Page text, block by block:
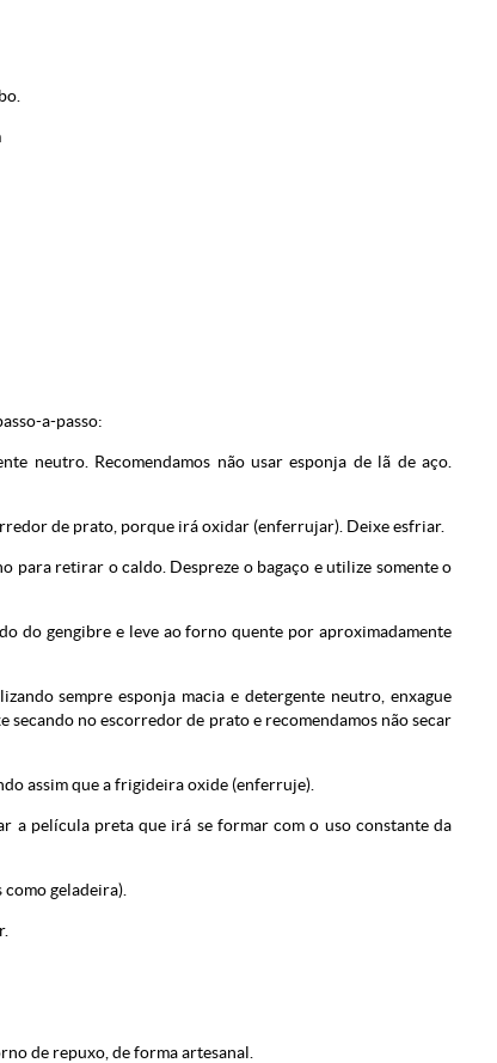
a-passo:
neutro. Recomendamos não usar esponja de lã de aço.
de prato, porque irá oxidar (enferrujar). Deixe esfriar.
para retirar o caldo. Despreze o bagaço e utilize somente o
do gengibre e leve ao forno quente por aproximadamente
sempre esponja macia e detergente neutro, enxague
secando no escorredor de prato e recomendamos não secar
assim que a frigideira oxide (enferruje).
a película preta que irá se formar com o uso constante da
geladeira).
de repuxo, de forma artesanal.